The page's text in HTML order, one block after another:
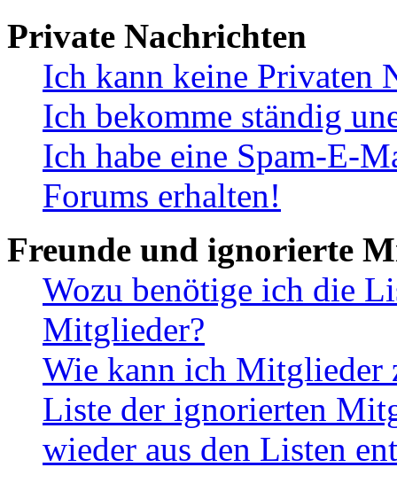
Private Nachrichten
Ich kann keine Privaten
Ich bekomme ständig
Ich habe eine Spam-E-
Forums erhalten!
Freunde und ignorierte
Wozu benötige ich die
Mitglieder?
Wie kann ich Mitglieder
Liste der ignorierten
wieder aus den Listen